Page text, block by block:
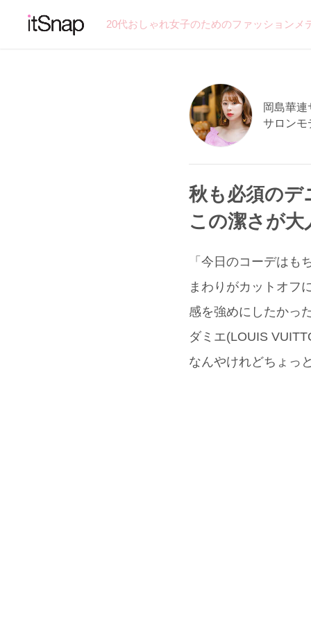
20代おしゃれ女子のためのファッション
岡島華連
サロンモ
秋も必須のデ
この潔さが
「今日のコーデは
まわりがカットオフ
感を強めにしたかっ
ダミエ(LOUIS
なんやけれどちょっ